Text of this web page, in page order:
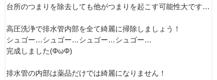
台所のつまりを除去しても他がつまりを起こす可能性大です…
高圧洗浄で排水管内部を全て綺麗に掃除しましょう！
シュゴー…シュゴー…シュゴー…シュゴー…
完成しました(ΦωΦ)
排水管の内部は薬品だけでは綺麗になりません！